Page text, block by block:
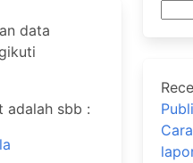
data
adalah sbb :